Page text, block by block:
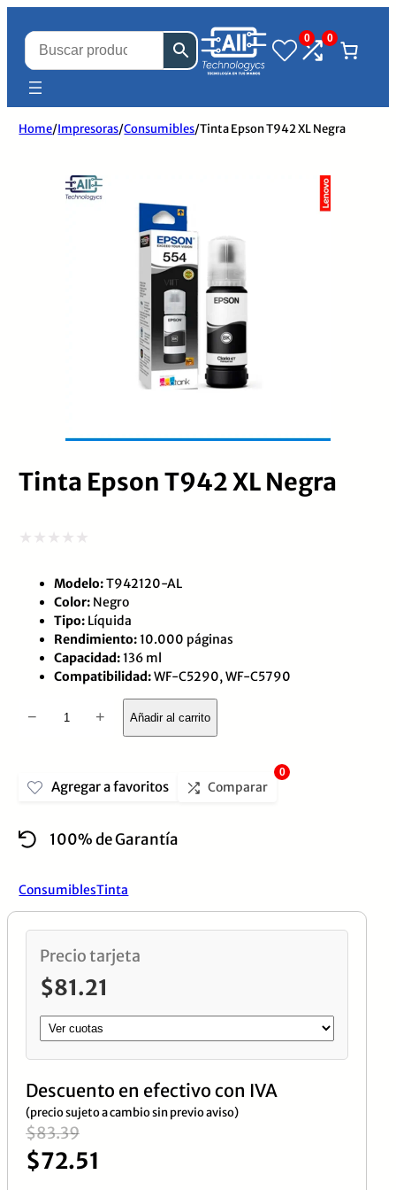
0 0
Home/Impresoras/Consumibles/Tinta Epson T942 XL Negra
Tinta Epson T942 XL Negra
con
Modelo:T942120-AL
Color: Negro
Tipo: Líquida
Rendimiento: 10.000 páginas
Capacidad: 136 ml
Compatibilidad:WF-C5290, WF-C5790
XL
cantidad
− + Añadir al carrito
Agregar a favoritos Comparar
0
100% de Garantía
ConsumiblesTinta
Precio tarjeta
$81.21
Descuento en efectivo con IVA
(precio sujeto a cambio sin previo aviso)
$83.39
El
precio
$72.51
El
precio